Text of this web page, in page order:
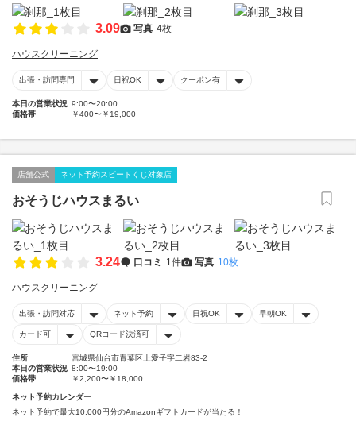
3.09 写真 4枚
ハウスクリーニング
出張・訪問専門 日祝OK クーポン有
本日の営業状況 9:00〜20:00
価格帯
￥400〜￥19,000
店舗公式 ネット予約スピードくじ対象店
おそうじハウスまるい
3.24 口コミ 1件 写真 10枚
ハウスクリーニング
出張・訪問対応 ネット予約 日祝OK 早朝OK
カード可 QRコード決済可
住所
宮城県仙台市青葉区上愛子字二岩83-2
本日の営業状況 8:00〜19:00
価格帯
￥2,200〜￥18,000
ネット予約カレンダー
ネット予約で最大10,000円分のAmazonギフトカードが当たる！